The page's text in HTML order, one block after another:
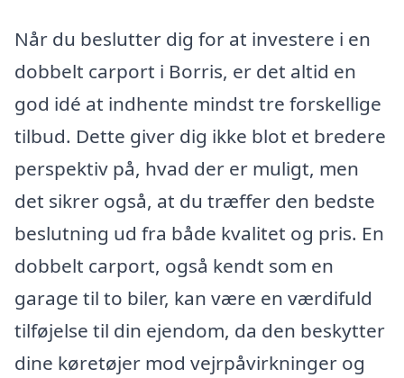
Når du beslutter dig for at investere i en
dobbelt carport i Borris, er det altid en
god idé at indhente mindst tre forskellige
tilbud. Dette giver dig ikke blot et bredere
perspektiv på, hvad der er muligt, men
det sikrer også, at du træffer den bedste
beslutning ud fra både kvalitet og pris. En
dobbelt carport, også kendt som en
garage til to biler, kan være en værdifuld
tilføjelse til din ejendom, da den beskytter
dine køretøjer mod vejrpåvirkninger og